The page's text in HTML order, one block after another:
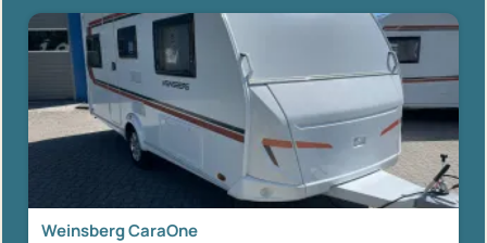
Weinsberg CaraOne